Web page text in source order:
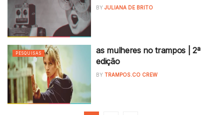
BY JULIANA DE BRITO
PESQUISAS
as mulheres no trampos | 2ª
edição
BY TRAMPOS.CO CREW